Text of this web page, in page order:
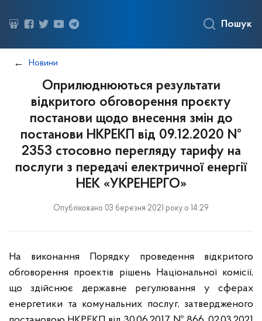
Пошук
Новини
Оприлюднюються результати
відкритого обговорення проєкту
постанови щодо внесення змін до
постанови НКРЕКП від 09.12.2020 №
2353 стосовно перегляду тарифу на
послуги з передачі електричної енергії
НЕК «УКРЕНЕРГО»
Опубліковано 03 березня 2021 року о 14:29
На виконання Порядку проведення відкритого
обговорення проектів рішень Національної комісії,
що здійснює державне регулювання у сферах
енергетики та комунальних послуг, затвердженого